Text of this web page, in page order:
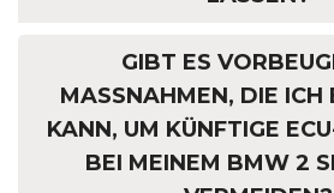
GIBT ES
MASSNAHMEN, DIE ICH
ANN, UM KÜNFTIGE ECU-
EI MEINEM BMW 2